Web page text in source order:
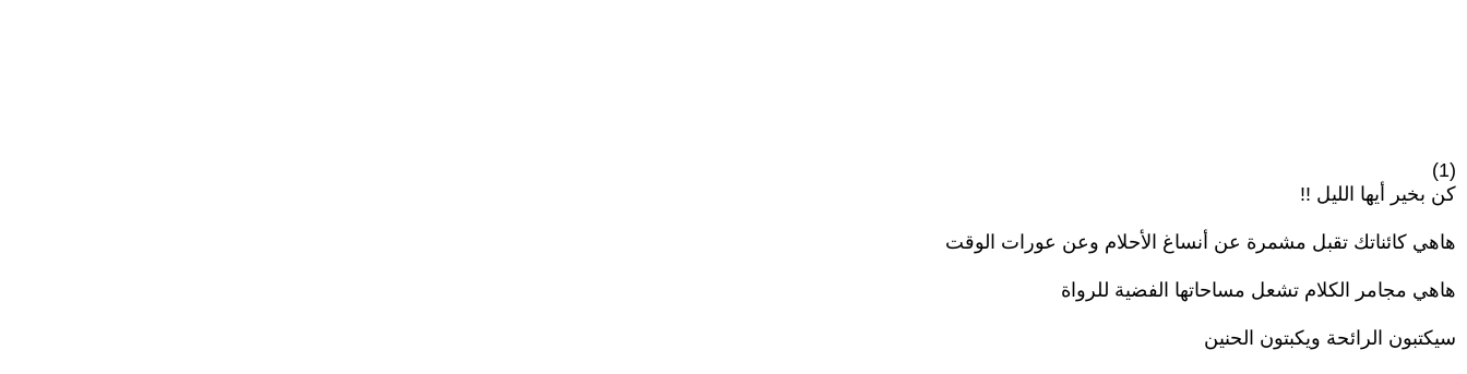
(1)
كن بخير أيها الليل !!
هاهي كائناتك تقبل مشمرة عن أنساغ الأحلام وعن عورات الوقت
هاهي مجامر الكلام تشعل مساحاتها الفضية للرواة
سيكتبون الرائحة ويكبتون الحنين